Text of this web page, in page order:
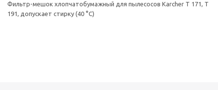
Фильтр-мешок хлопчатобумажный для пылесосов Karcher Т 171, T
191, допускает стирку (40 °C)